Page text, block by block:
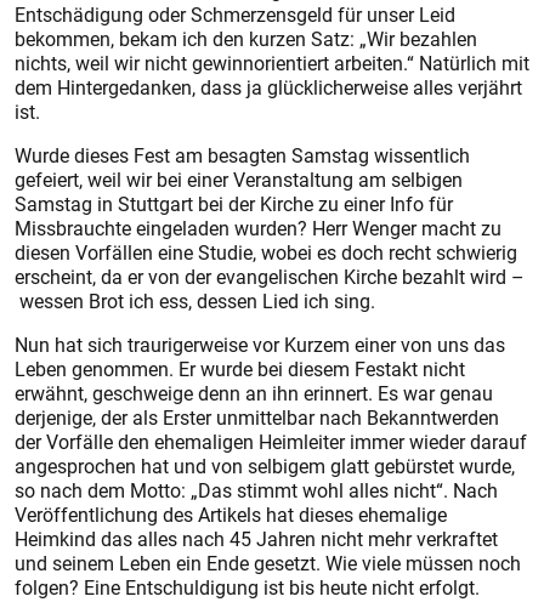
Entschädigung oder Schmerzensgeld für unser Leid
bekommen, bekam ich den kurzen Satz: „Wir bezahlen
nichts, weil wir nicht gewinnorientiert arbeiten.“ Natürlich mit
dem Hintergedanken, dass ja glücklicherweise alles verjährt
ist.
Wurde dieses Fest am besagten Samstag wissentlich
gefeiert, weil wir bei einer Veranstaltung am selbigen
Samstag in Stuttgart bei der Kirche zu einer Info für
Missbrauchte eingeladen wurden? Herr Wenger macht zu
diesen Vorfällen eine Studie, wobei es doch recht schwierig
erscheint, da er von der evangelischen Kirche bezahlt wird –
wessen Brot ich ess, dessen Lied ich sing.
Nun hat sich traurigerweise vor Kurzem einer von uns das
Leben genommen. Er wurde bei diesem Festakt nicht
erwähnt, geschweige denn an ihn erinnert. Es war genau
derjenige, der als Erster unmittelbar nach Bekanntwerden
der Vorfälle den ehemaligen Heimleiter immer wieder darauf
angesprochen hat und von selbigem glatt gebürstet wurde,
so nach dem Motto: „Das stimmt wohl alles nicht“. Nach
Veröffentlichung des Artikels hat dieses ehemalige
Heimkind das alles nach 45 Jahren nicht mehr verkraftet
und seinem Leben ein Ende gesetzt. Wie viele müssen noch
folgen? Eine Entschuldigung ist bis heute nicht erfolgt.